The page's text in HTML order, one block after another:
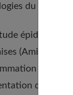
du
(Amiens,
régulière
de la